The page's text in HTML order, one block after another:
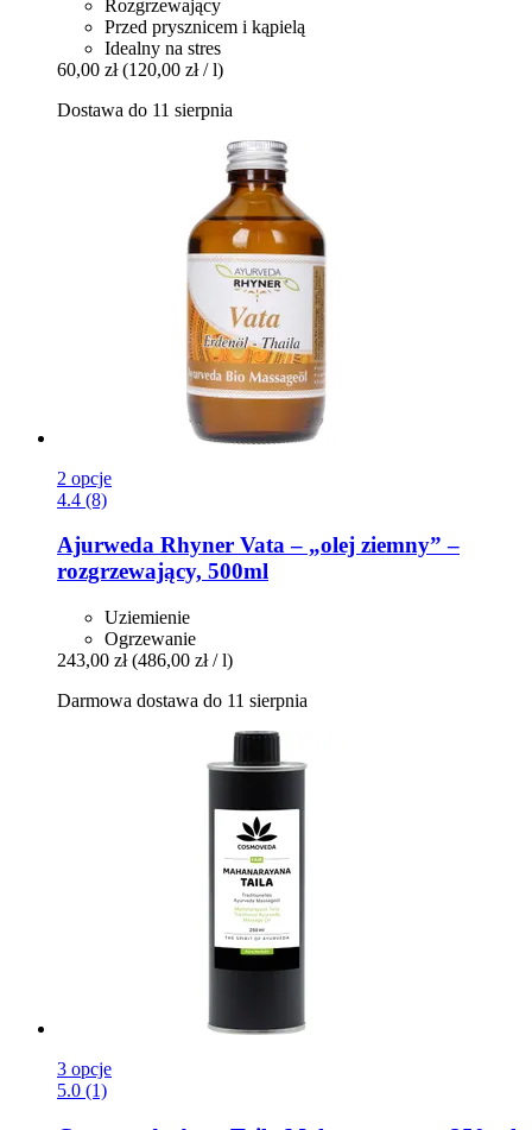
Rozgrzewający
Przed prysznicem i kąpielą
Idealny na stres
60,00 zł (120,00 zł / l)
Dostawa do 11 sierpnia
2 opcje
4.4 (8)
Ajurweda Rhyner Vata – „olej ziemny” –
rozgrzewający, 500ml
Uziemienie
Ogrzewanie
243,00 zł (486,00 zł / l)
Darmowa dostawa do 11 sierpnia
3 opcje
5.0 (1)